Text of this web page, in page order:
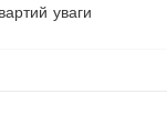
уваги